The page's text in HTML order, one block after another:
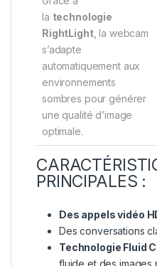
la technologie
RightLight, la webcam
s’adapte
automatiquement aux
environnements
sombres pour générer
une qualité d’image
optimale.
PRINCIPALES :
Des appels vidéo
Des conversations
Technologie Fluid
fluide et des images